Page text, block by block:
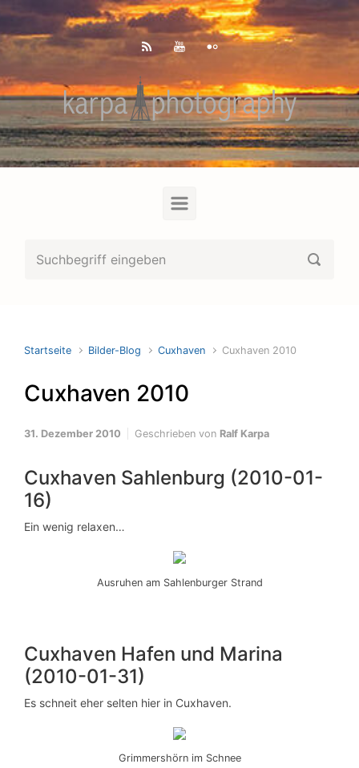
Zum Hauptinhalt springen
Startseite Bilder-Blog Cuxhaven Cuxhaven 2010
Cuxhaven 2010
31. Dezember 2010 Geschrieben von Ralf Karpa
Cuxhaven Sahlenburg (2010-01-
16)
Ein wenig relaxen…
Ausruhen am Sahlenburger Strand
Cuxhaven Hafen und Marina
(2010-01-31)
Es schneit eher selten hier in Cuxhaven.
Grimmershörn im Schnee